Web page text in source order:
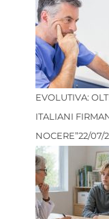
EVOLUTIVA:
ITALIANI
NOCERE”22/07/